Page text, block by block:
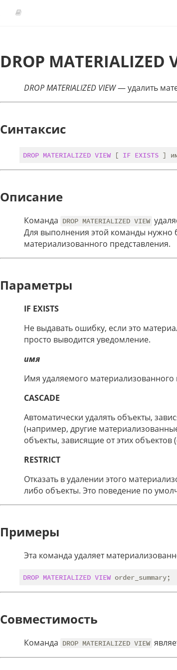
DROP MATERIALIZED
DROP MATERIALIZED VIEW— удалить
Синтаксис
DROP MATERIALIZED VIEW [ IF EXISTS ]
Описание
Команда DROP MATERIALIZED VIEW
Для выполнения этой команды нужно
материализованного представления.
Параметры
IF EXISTS
Не выдавать ошибку, если это
просто выводится уведомление.
имя
Имя удаляемого
CASCADE
Автоматически удалять объекты,
(например, другие
объекты, зависящие от этих объектов
RESTRICT
Отказать в удалении этого
либо объекты. Это поведение по
Примеры
Эта команда удаляет
DROP MATERIALIZED VIEW
Совместимость
Команда DROP MATERIALIZED VIEW